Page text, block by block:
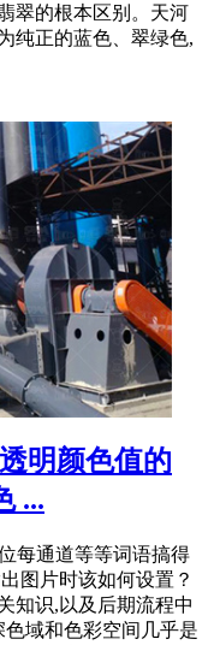
翠的根本区别。天河
纯正的蓝色、翠绿色,
明颜色值的
...
每通道等等词语搞得
图片时该如何设置？
知识,以及后期流程中
域和色彩空间几乎是